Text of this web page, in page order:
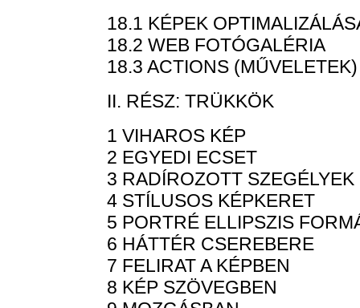
18.1 KÉPEK
18.2 WEB FOTÓGALÉRIA
18.3 ACTIONS (MŰVELETEK)
II. RÉSZ: TRÜKKÖK
1 VIHAROS KÉP
2 EGYEDI ECSET
3 RADÍROZOTT SZEGÉLYEK
4 STÍLUSOS KÉPKERET
5 PORTRÉ ELLIPSZIS
6 HÁTTÉR CSEREBERE
7 FELIRAT A KÉPBEN
8 KÉP SZÖVEGBEN